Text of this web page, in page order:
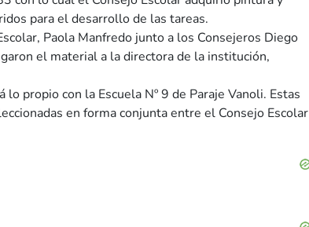
para el desarrollo de las tareas.
Paola Manfredo junto a los Consejeros Diego
el material a la directora de la institución,
lo propio con la Escuela Nº 9 de Paraje Vanoli. Estas
en forma conjunta entre el Consejo Escolar